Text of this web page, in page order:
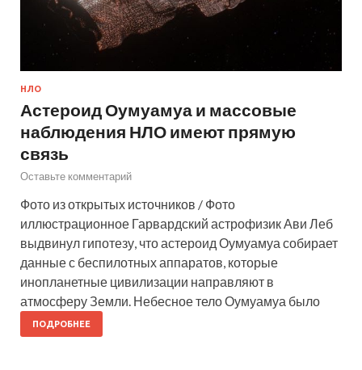
НЛО
Астероид Оумуамуа и массовые
наблюдения НЛО имеют прямую
связь
Оставьте комментарий
Фото из открытых источников / Фото
иллюстрационное Гарвардский астрофизик Ави Леб
выдвинул гипотезу, что астероид Оумуамуа собирает
данные с беспилотных аппаратов, которые
инопланетные цивилизации направляют в
атмосферу Земли. Небесное тело Оумуамуа было
ПОДРОБНЕЕ